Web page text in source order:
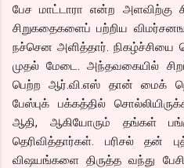
பேச மாட்டாரா என்ற
சிறுகதைகளைப் பற்றிய
நச்சென அளித்தார். நிகழ்ச்சியை
முதல் மேடை. அந்தவகையில்
பெற்ற ஆர்.வி.எஸ் தான் மைக்
பேஸ்புக் பக்கத்தில்
ஆதி, ஆகியோரும் தங்கள்
தெரிவித்தார்கள். பரிசல் தன்
விஷயங்களை திருத்த வந்து